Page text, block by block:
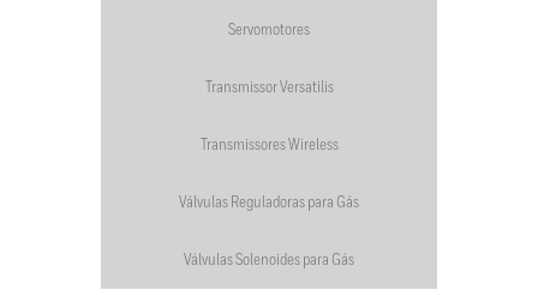
Servomotores
Transmissor Versatilis
Transmissores Wireless
Válvulas Reguladoras para Gás
Válvulas Solenoides para Gás